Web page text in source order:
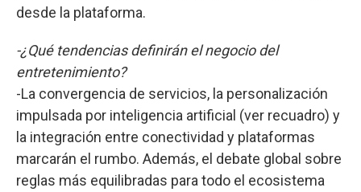
desde la plataforma.
-¿Qué tendencias definirán el negocio del
entretenimiento?
-La convergencia de servicios, la personalización
impulsada por inteligencia artificial (ver recuadro) y
la integración entre conectividad y plataformas
marcarán el rumbo. Además, el debate global sobre
reglas más equilibradas para todo el ecosistema